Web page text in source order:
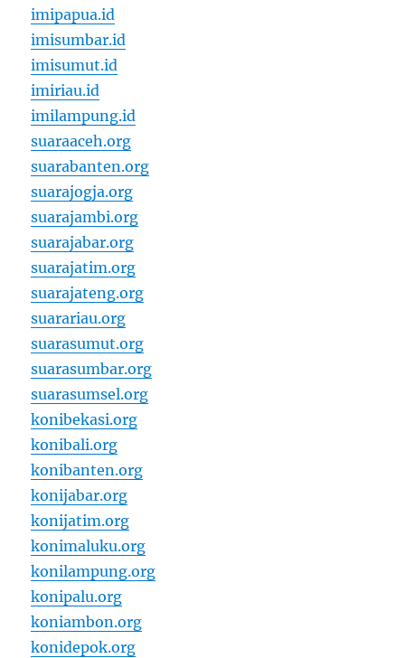
imipapua.id
imisumbar.id
imisumut.id
imiriau.id
imilampung.id
suaraaceh.org
suarabanten.org
suarajogja.org
suarajambi.org
suarajabar.org
suarajatim.org
suarajateng.org
suarariau.org
suarasumut.org
suarasumbar.org
suarasumsel.org
konibekasi.org
konibali.org
konibanten.org
konijabar.org
konijatim.org
konimaluku.org
konilampung.org
konipalu.org
koniambon.org
konidepok.org